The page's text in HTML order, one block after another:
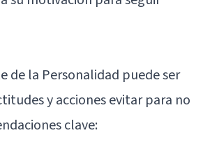
de la Personalidad puede ser
y acciones evitar para no
clave: